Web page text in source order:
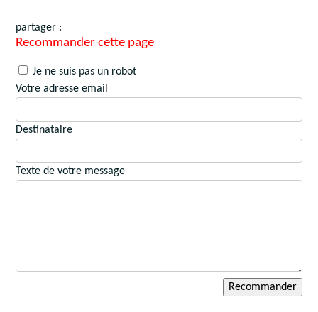
partager :
Recommander cette page
Je ne suis pas un robot
Votre adresse email
Destinataire
Texte de votre message